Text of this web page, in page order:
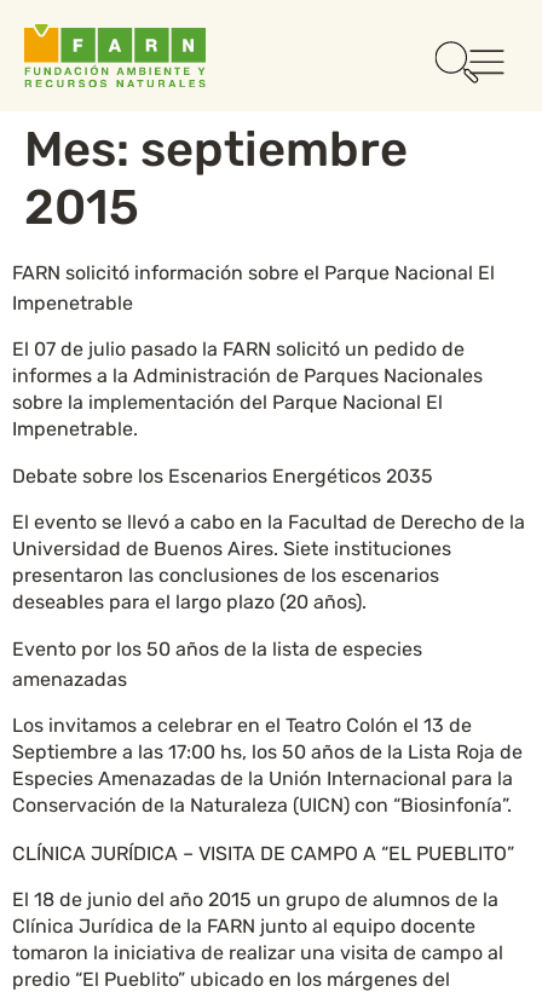
Mes: septiembre
2015
FARN solicitó información sobre el Parque Nacional El
Impenetrable
El 07 de julio pasado la FARN solicitó un pedido de
informes a la Administración de Parques Nacionales
sobre la implementación del Parque Nacional El
Impenetrable.
Debate sobre los Escenarios Energéticos 2035
El evento se llevó a cabo en la Facultad de Derecho de la
Universidad de Buenos Aires. Siete instituciones
presentaron las conclusiones de los escenarios
deseables para el largo plazo (20 años).
Evento por los 50 años de la lista de especies
amenazadas
Los invitamos a celebrar en el Teatro Colón el 13 de
Septiembre a las 17:00 hs, los 50 años de la Lista Roja de
Especies Amenazadas de la Unión Internacional para la
Conservación de la Naturaleza (UICN) con “Biosinfonía”.
CLÍNICA JURÍDICA – VISITA DE CAMPO A “EL PUEBLITO”
El 18 de junio del año 2015 un grupo de alumnos de la
Clínica Jurídica de la FARN junto al equipo docente
tomaron la iniciativa de realizar una visita de campo al
predio “El Pueblito” ubicado en los márgenes del